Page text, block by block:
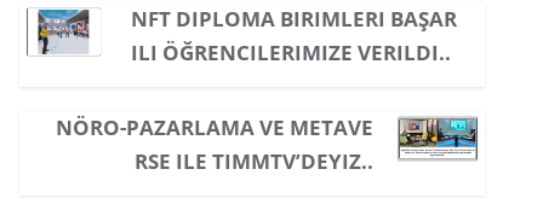
NFT DIPLOMA BIRIMLERI BAŞAR
ILI ÖĞRENCILERIMIZE VERILDI..
NÖRO-PAZARLAMA VE METAVE
RSE ILE TIMMTV’DEYIZ..